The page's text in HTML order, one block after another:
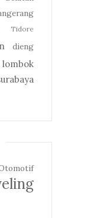
Tidore
dieng
lombok